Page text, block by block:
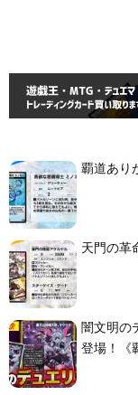
覇道あり
天門の革
闇文明の
登場！《